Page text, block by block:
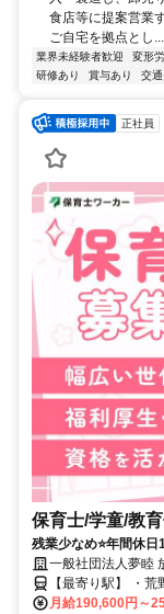
食店等に提案営業
ご自宅を拠点とし...
業界未経験者歓迎 変形
研修あり
賞与あり 交
正社員
保育士/学童/教
残業少なめ⭐年間休日
利用定員10名の放課
一般社団法人夢睦
【最寄り駅】 ・
前駅
月給190,600円～